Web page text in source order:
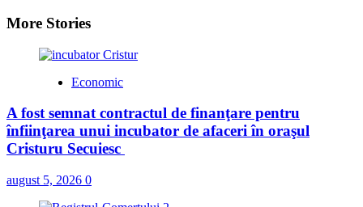
More Stories
Economic
A fost semnat contractul de finanţare pentru
înfiinţarea unui incubator de afaceri în oraşul
Cristuru Secuiesc
august 5, 2026 0